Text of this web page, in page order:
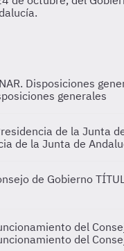
Disposiciones
generales
de la Junta
de la Junta de
de Gobierno
del
del